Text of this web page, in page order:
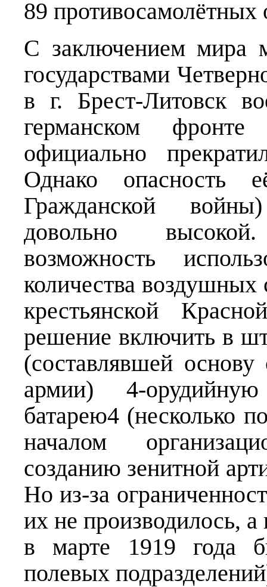
89 противосамолётных
С заключением мира
государствами
в г. Брест-Литовск
германском
официально
Однако опасность
Гражданской
довольно
возможность
количества воздушных
крестьянской
решение включить в
(составлявшей
армии) 4-
батарею4 (несколько
началом
созданию зенитной
Но из-за
их не производилось,
в марте 1919 года
полевых